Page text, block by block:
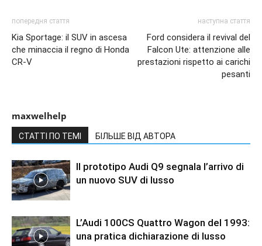
попередня стаття
Kia Sportage: il SUV in ascesa
che minaccia il regno di Honda
CR-V
наступна стаття
Ford considera il revival del
Falcon Ute: attenzione alle
prestazioni rispetto ai carichi
pesanti
maxwelhelp
СТАТТІ ПО ТЕМІ БІЛЬШЕ ВІД АВТОРА
Il prototipo Audi Q9 segnala l’arrivo di
un nuovo SUV di lusso
L’Audi 100CS Quattro Wagon del 1993:
una pratica dichiarazione di lusso